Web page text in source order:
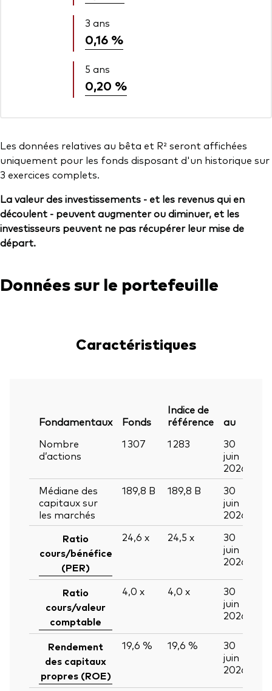
3 ans
0,16 %
5 ans
0,20 %
Les données relatives au bêta et R² seront affichées
uniquement pour les fonds disposant d'un historique sur
3 exercices complets.
La valeur des investissements - et les revenus qui en
découlent - peuvent augmenter ou diminuer, et les
investisseurs peuvent ne pas récupérer leur mise de
départ.
Données sur le portefeuille
Caractéristiques
Fondamentaux Fonds
Indice de
référence
au
Nombre
d’actions
1 307 1 283
30
juin
2026
Médiane des
capitaux sur
les marchés
189,8 B 189,8 B
30
juin
2026
Ratio
cours/bénéfice
(PER)
24,6 x 24,5 x
30
juin
2026
Ratio
cours/valeur
comptable
4,0 x 4,0 x
30
juin
2026
Rendement
des capitaux
propres (ROE)
19,6 % 19,6 %
30
juin
2026